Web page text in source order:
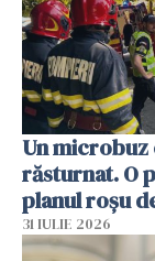
Un microbuz
răsturnat. O
planul roșu
31 IULIE 2026